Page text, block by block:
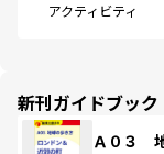
アクティビティ
新刊ガイドブック
Ａ０３